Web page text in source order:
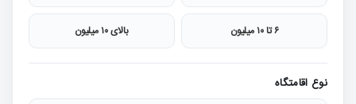
۶ تا ۱۰ میلیون بالای ۱۰ میلیون
نوع اقامتگاه